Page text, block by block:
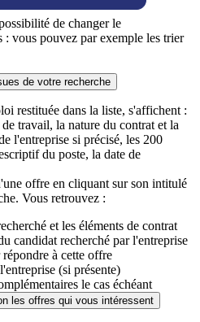
de changer le
: vous pouvez par exemple les trier
de votre recherche
restituée dans la liste, s'affichent :
travail, la nature du contrat et la
l'entreprise si précisé, les 200
du poste, la date de
offre en cliquant sur son intitulé
Vous retrouvez :
et les éléments de contrat
candidat recherché par l'entreprise
à cette offre
(si présente)
le cas échéant
les offres qui vous intéressent